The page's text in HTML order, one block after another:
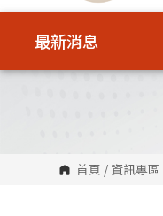
塊
最新消息
首頁 / 資訊專區